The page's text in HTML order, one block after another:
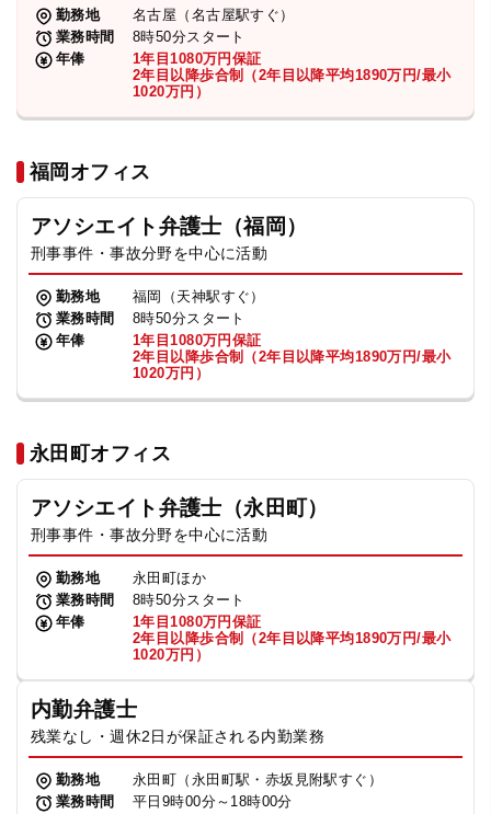
勤務地
名古屋（名古屋駅すぐ）
業務時間
8時50分スタート
年俸
1年目1080万円保証
2年目以降歩合制（2年目以降平均1890万円/最小
1020万円）
福岡オフィス
アソシエイト弁護士（福岡）
刑事事件・事故分野を中心に活動
勤務地
福岡（天神駅すぐ）
業務時間
8時50分スタート
年俸
1年目1080万円保証
2年目以降歩合制（2年目以降平均1890万円/最小
1020万円）
永田町オフィス
アソシエイト弁護士（永田町）
刑事事件・事故分野を中心に活動
勤務地
永田町ほか
業務時間
8時50分スタート
年俸
1年目1080万円保証
2年目以降歩合制（2年目以降平均1890万円/最小
1020万円）
内勤弁護士
残業なし・週休2日が保証される内勤業務
勤務地
永田町（永田町駅・赤坂見附駅すぐ）
業務時間
平日9時00分～18時00分